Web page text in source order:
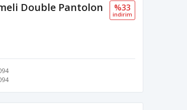
Double Pantolon
%33
i̇ndi̇ri̇m